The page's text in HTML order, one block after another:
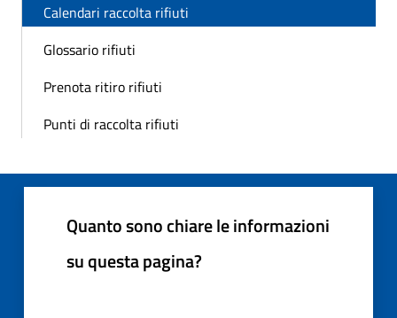
Calendari raccolta rifiuti
Glossario rifiuti
Prenota ritiro rifiuti
Punti di raccolta rifiuti
Quanto sono chiare le informazioni
su questa pagina?